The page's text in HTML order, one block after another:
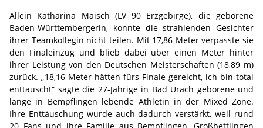
Allein Katharina Maisch (LV 90 Erzgebirge), die geborene
Baden-Württembergerin, konnte die strahlenden Gesichter
ihrer Teamkollegin nicht teilen. Mit 17,86 Meter verpasste sie
den Finaleinzug und blieb dabei über einen Meter hinter
ihrer Leistung von den Deutschen Meisterschaften (18,89 m)
zurück. „18,16 Meter hätten fürs Finale gereicht, ich bin total
enttäuscht“ sagte die 27-Jährige in Bad Urach geborene und
lange in Bempflingen lebende Athletin in der Mixed Zone.
Ihre Enttäuschung wurde auch dadurch verstärkt, weil rund